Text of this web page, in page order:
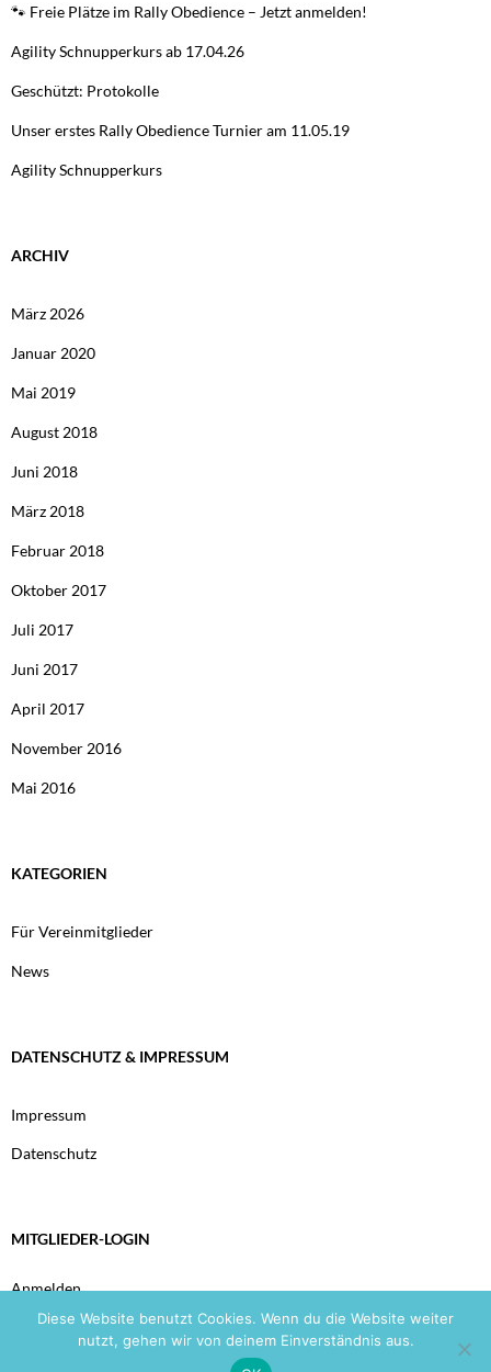
🐾 Freie Plätze im Rally Obedience – Jetzt anmelden!
Agility Schnupperkurs ab 17.04.26
Geschützt: Protokolle
Unser erstes Rally Obedience Turnier am 11.05.19
Agility Schnupperkurs
ARCHIV
März 2026
Januar 2020
Mai 2019
August 2018
Juni 2018
März 2018
Februar 2018
Oktober 2017
Juli 2017
Juni 2017
April 2017
November 2016
Mai 2016
KATEGORIEN
Für Vereinmitglieder
News
DATENSCHUTZ & IMPRESSUM
Impressum
Datenschutz
MITGLIEDER-LOGIN
Anmelden
Diese Website benutzt Cookies. Wenn du die Website weiter
nutzt, gehen wir von deinem Einverständnis aus.